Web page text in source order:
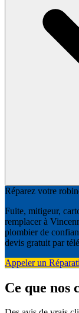
Réparez votre
Fuite, mitigeur,
remplacer à
plombier de
devis gratuit par
Appeler un
Ce que nos